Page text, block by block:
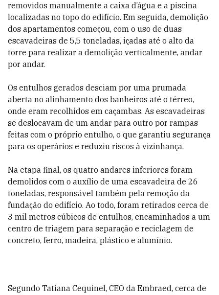
removidos manualmente a caixa d’água e a piscina
localizadas no topo do edifício. Em seguida, demolição
dos apartamentos começou, com o uso de duas
escavadeiras de 5,5 toneladas, içadas até o alto da
torre para realizar a demolição verticalmente, andar
por andar.
Os entulhos gerados desciam por uma prumada
aberta no alinhamento dos banheiros até o térreo,
onde eram recolhidos em caçambas. As escavadeiras
se deslocavam de um andar para outro por rampas
feitas com o próprio entulho, o que garantiu segurança
para os operários e reduziu riscos à vizinhança.
Na etapa final, os quatro andares inferiores foram
demolidos com o auxílio de uma escavadeira de 26
toneladas, responsável também pela remoção da
fundação do edifício. Ao todo, foram retirados cerca de
3 mil metros cúbicos de entulhos, encaminhados a um
centro de triagem para separação e reciclagem de
concreto, ferro, madeira, plástico e alumínio.
Segundo Tatiana Cequinel, CEO da Embraed, cerca de